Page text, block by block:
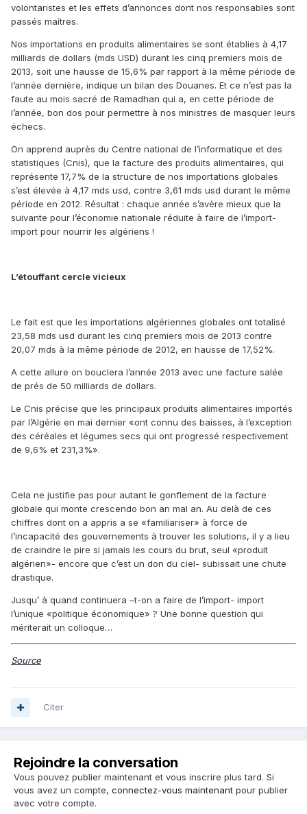
volontaristes et les effets d’annonces dont nos responsables sont
passés maîtres.
Nos importations en produits alimentaires se sont établies à 4,17
milliards de dollars (mds USD) durant les cinq premiers mois de
2013, soit une hausse de 15,6% par rapport à la même période de
l’année dernière, indique un bilan des Douanes. Et ce n’est pas la
faute au mois sacré de Ramadhan qui a, en cette période de
l’année, bon dos pour permettre à nos ministres de masquer leurs
échecs.
On apprend auprès du Centre national de l’informatique et des
statistiques (Cnis), que la facture des produits alimentaires, qui
représente 17,7% de la structure de nos importations globales
s’est élevée à 4,17 mds usd, contre 3,61 mds usd durant le même
période en 2012. Résultat : chaque année s’avère mieux que la
suivante pour l’économie nationale réduite à faire de l’import-
import pour nourrir les algériens !
L’étouffant cercle vicieux
Le fait est que les importations algériennes globales ont totalisé
23,58 mds usd durant les cinq premiers mois de 2013 contre
20,07 mds à la même période de 2012, en hausse de 17,52%.
A cette allure on bouclera l’année 2013 avec une facture salée
de prés de 50 milliards de dollars.
Le Cnis précise que les principaux produits alimentaires importés
par l’Algérie en mai dernier «ont connu des baisses, à l’exception
des céréales et légumes secs qui ont progressé respectivement
de 9,6% et 231,3%».
Cela ne justifie pas pour autant le gonflement de la facture
globale qui monte crescendo bon an mal an. Au delà de ces
chiffres dont on a appris a se «familiariser» à force de
l’incapacité des gouvernements à trouver les solutions, il y a lieu
de craindre le pire si jamais les cours du brut, seul «produit
algérien»- encore que c’est un don du ciel- subissait une chute
drastique.
Jusqu’ à quand continuera –t-on a faire de l’import- import
l’unique «politique économique» ? Une bonne question qui
mériterait un colloque…
Source
Citer
Rejoindre la conversation
Vous pouvez publier maintenant et vous inscrire plus tard. Si
vous avez un compte, connectez-vous maintenant pour publier
avec votre compte.